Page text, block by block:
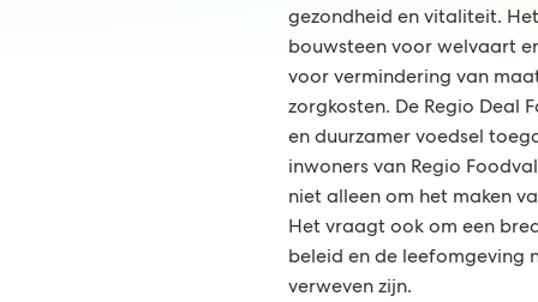
gezondheid en vitaliteit.
bouwsteen voor welvaart
voor vermindering van
zorgkosten. De Regio Deal
en duurzamer voedsel
inwoners van Regio
niet alleen om het maken
Het vraagt ook om een
beleid en de leefomgeving
verweven zijn.